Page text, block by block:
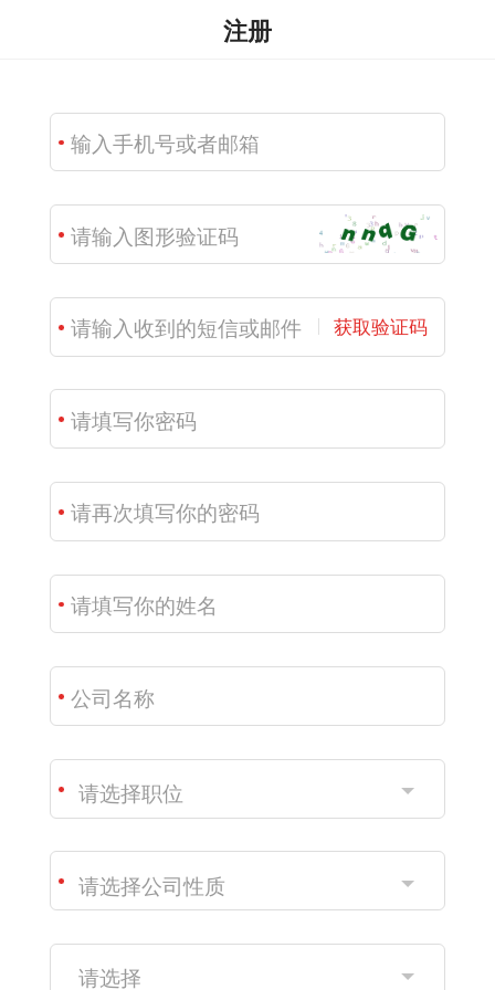
注册
获取验证码